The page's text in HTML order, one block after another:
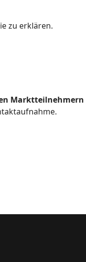
zu erklären.
Marktteilnehmern